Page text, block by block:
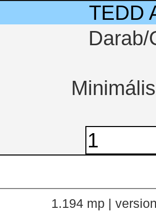
TEDD
Darab/
1.194 mp |